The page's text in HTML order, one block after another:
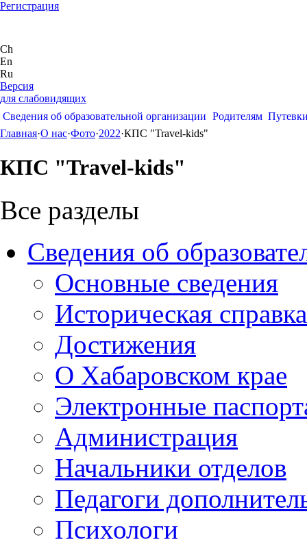
Регистрация
Ch
En
Ru
Версия
для слабовидящих
Сведения об образовательной организации Родителям
Главная·О нас·Фото·2022·КПС "Travel-kids"
КПС "Travel-kids"
Все разделы
Сведения об
Основные сведения
Историческая справка
Достижения
О Хабаровском крае
Электронные
Администрация
Начальники отделов
Педагоги
Психологи